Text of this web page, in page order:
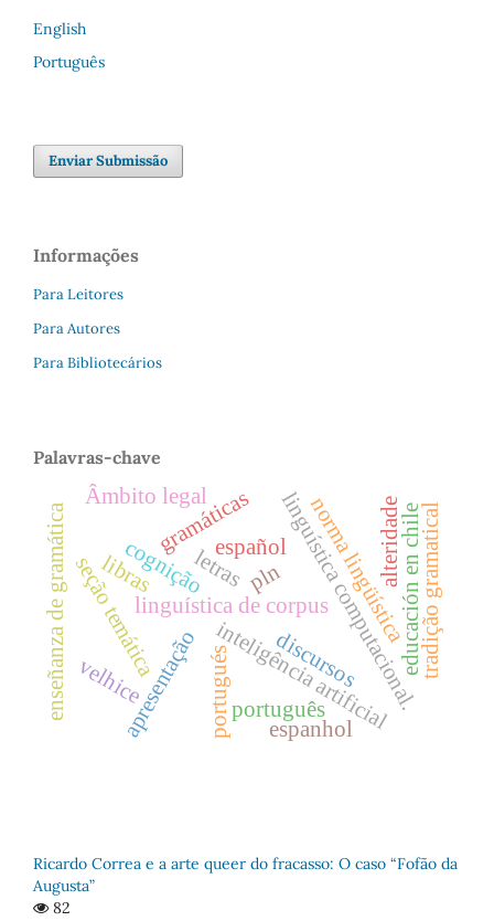
English
Português
Enviar Submissão
Informações
Para Leitores
Para Autores
Para Bibliotecários
Palavras-chave
linguística de corpuslinguística computacional.
inteligência artificial
letras
apresentação
seção temáticacognição educación en chile
gramáticas
enseñanza de gramática norma lingüística
portugués
español tradição gramatical
português
espanhol
Âmbito legal
libras pln
velhice
alteridade
discursos
Ricardo Correa e a arte queer do fracasso: O caso “Fofão da
Augusta”
82